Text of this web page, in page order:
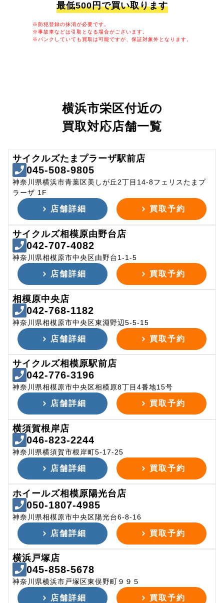
最低500円で買い取ります
※防犯登録の抹消が必要です。
※事故車などは引取となる場合がございます。
※パンクしていても買取は可能ですが、保証対象外となります。
横浜市栄区付近の
買取対応店舗一覧
サイクルズたまプラーザ駅前店
045-508-9805
神奈川県横浜市青葉区美しが丘2丁目14-8フェリスたまプ
ラーザ 1F
店舗詳細 買取予約
サイクルズ相模原由野台店
042-707-4082
神奈川県相模原市中央区由野台1-1-5
店舗詳細 買取予約
相模原中央店
042-768-1182
神奈川県相模原市中央区東淵野辺5-5-15
店舗詳細 買取予約
サイクルズ相模原駅前店
042-776-3196
神奈川県相模原市中央区相模原8丁目4番地15号
店舗詳細 買取予約
横須賀根岸店
046-823-2244
神奈川県横須賀市根岸町5-17-25
店舗詳細 買取予約
ホイールズ相模原陽光台店
050-1807-4985
神奈川県相模原市中央区陽光台6-8-16
店舗詳細 買取予約
横浜戸塚店
045-858-5678
神奈川県横浜市戸塚区東俣野町９９５
店舗詳細 買取予約